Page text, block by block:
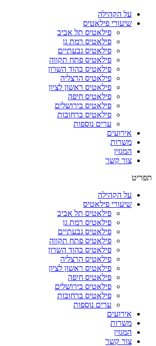
על הקהילה
שיעורי פילאטיס
פילאטיס תל אביב
פילאטיס רמת גן
פילאטיס גבעתיים
פילאטיס פתח תקווה
פילאטיס בהוד השרון
פילאטיס הרצליה
פילאטיס ראשון לציון
פילאטיס חיפה
פילאטיס בירושלים
פילאטיס ברחובות
ערים נוספות
אירועים
משרות
המגזין
צור קשר
תפריט
על הקהילה
שיעורי פילאטיס
פילאטיס תל אביב
פילאטיס רמת גן
פילאטיס גבעתיים
פילאטיס פתח תקווה
פילאטיס בהוד השרון
פילאטיס הרצליה
פילאטיס ראשון לציון
פילאטיס חיפה
פילאטיס בירושלים
פילאטיס ברחובות
ערים נוספות
אירועים
משרות
המגזין
צור קשר